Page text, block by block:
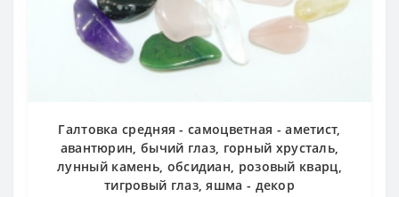
Галтовка средняя - самоцветная - аметист,
авантюрин, бычий глаз, горный хрусталь,
лунный камень, обсидиан, розовый кварц,
тигровый глаз, яшма - декор